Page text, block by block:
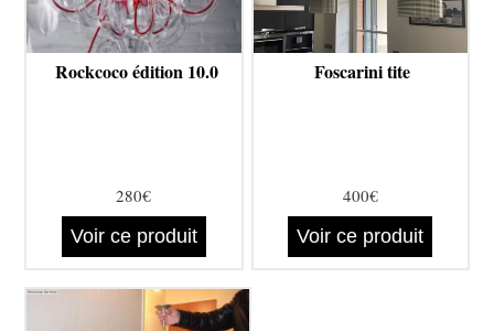
Rockcoco édition 10.0
280€
Voir ce produit
Foscarini tite
400€
Voir ce produit